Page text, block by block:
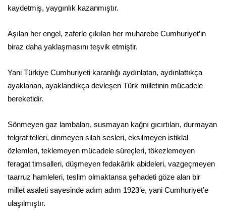
kaydetmiş, yaygınlık kazanmıştır.
Aşılan her engel, zaferle çıkılan her muharebe Cumhuriyet’in
biraz daha yaklaşmasını teşvik etmiştir.
Yani Türkiye Cumhuriyeti karanlığı aydınlatan, aydınlattıkça
ayaklanan, ayaklandıkça devleşen Türk milletinin mücadele
bereketidir.
Sönmeyen gaz lambaları, susmayan kağnı gıcırtıları, durmayan
telgraf telleri, dinmeyen silah sesleri, eksilmeyen istiklal
özlemleri, teklemeyen mücadele süreçleri, tökezlemeyen
feragat timsalleri, düşmeyen fedakârlık abideleri, vazgeçmeyen
taarruz hamleleri, teslim olmaktansa şehadeti göze alan bir
millet asaleti sayesinde adım adım 1923’e, yani Cumhuriyet’e
ulaşılmıştır.